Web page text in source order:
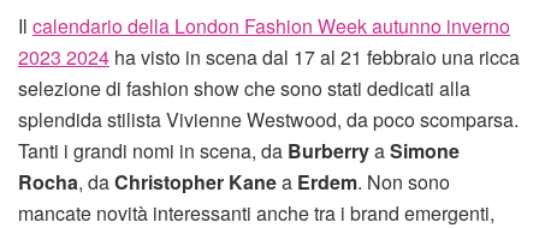
Il calendario della London Fashion Week autunno inverno
2023 2024 ha visto in scena dal 17 al 21 febbraio una ricca
selezione di fashion show che sono stati dedicati alla
splendida stilista Vivienne Westwood, da poco scomparsa.
Tanti i grandi nomi in scena, da BurberryaSimone
Rocha, daChristopher Kanea Erdem. Non sono
mancate novità interessanti anche tra i brand emergenti,